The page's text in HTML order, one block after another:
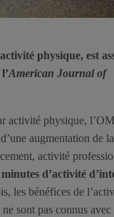
physique, est
American Journal of
activité physique,
augmentation de
activité
d’activité
les bénéfices de
sont pas connus